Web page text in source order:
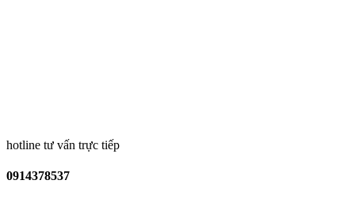
hotline tư vấn trực tiếp
0914378537